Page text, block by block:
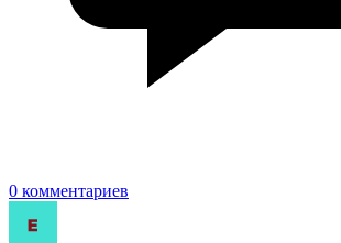
0 комментариев